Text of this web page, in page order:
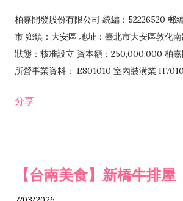
柏嘉開發股份有限公司 統編：52226520 郵
市 鄉鎮：大安區 地址：臺北市大安區敦化
狀態：核准設立 資本額：250,000,000 柏嘉
所營事業資料： E801010 室內裝潢業
發業 H703090 不動產買賣業 H703100 不
分享
【台南美食】新橋牛排屋